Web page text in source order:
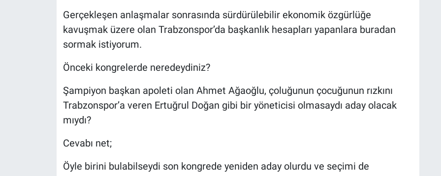
Gerçekleşen anlaşmalar sonrasında sürdürülebilir ekonomik özgürlüğe
kavuşmak üzere olan Trabzonspor’da başkanlık hesapları yapanlara buradan
sormak istiyorum.
Önceki kongrelerde neredeydiniz?
Şampiyon başkan apoleti olan Ahmet Ağaoğlu, çoluğunun çocuğunun rızkını
Trabzonspor’a veren Ertuğrul Doğan gibi bir yöneticisi olmasaydı aday olacak
mıydı?
Cevabı net;
Öyle birini bulabilseydi son kongrede yeniden aday olurdu ve seçimi de